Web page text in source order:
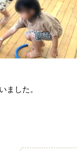
した。